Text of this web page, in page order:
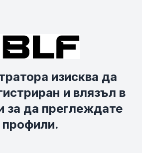
изисква да
и влязъл в
за да преглеждате
профили.